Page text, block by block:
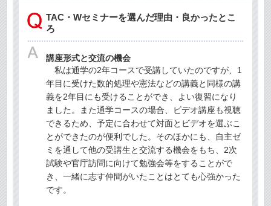
TAC・Wセミナーを選んだ理由・良かったとこ
ろ
講座形式と交流の機会
私は通学の2年コースで受講していたのですが、1
年目に受けた数的処理や憲法などの講義と同様の講
義を2年目にも受けることができ、よい復習になり
ました。また通学コースの場合、ビデオ講座も視聴
できるため、予定に合わせて対面とビデオを選ぶこ
とができたのが便利でした。そのほかにも、自主ゼ
ミを通して他の受講生と交流する機会をもち、2次
試験や官庁訪問に向けて勉強会等をすることがで
き、一緒に志す仲間がいたことはとても心強かった
です。